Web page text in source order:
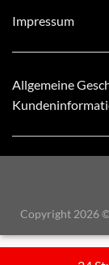
Impressum
Allgemeine
Copyright 2026